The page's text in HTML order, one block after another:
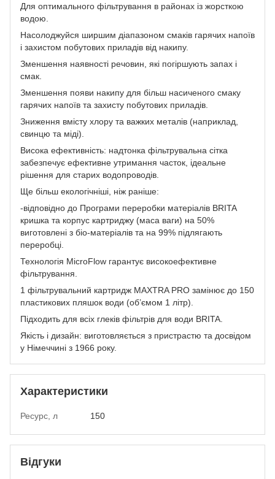
Для оптимального фільтрування в районах із жорсткою
водою.
Насолоджуйся ширшим діапазоном смаків гарячих напоїв
і захистом побутових приладів від накипу.
Зменшення наявності речовин, які погіршують запах і
смак.
Зменшення появи накипу для більш насиченого смаку
гарячих напоїв та захисту побутових приладів.
Зниження вмісту хлору та важких металів (наприклад,
свинцю та міді).
Висока ефективність: надтонка фільтрувальна сітка
забезпечує ефективне утримання часток, ідеальне
рішення для старих водопроводів.
Ще більш екологічніші, ніж раніше:
-відповідно до Програми переробки матеріалів BRITA
кришка та корпус картриджу (маса ваги) на 50%
виготовлені з біо-матеріалів та на 99% підлягають
переробці.
Технологія MicroFlow гарантує високоефективне
фільтрування.
1 фільтрувальний картридж MAXTRA PRO замінює до 150
пластикових пляшок води (об’ємом 1 літр).
Підходить для всіх глеків фільтрів для води BRITA.
Якість і дизайн: виготовляється з пристрастю та досвідом
у Німеччині з 1966 року.
Характеристики
Ресурс, л 150
Відгуки